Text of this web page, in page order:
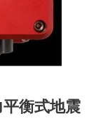
衡式地震